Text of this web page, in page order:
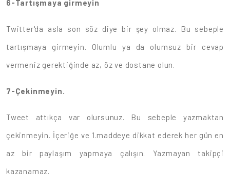
6-Tartışmaya girmeyin
Twitter'da asla son söz diye bir şey olmaz. Bu sebeple
tartışmaya girmeyin. Olumlu ya da olumsuz bir cevap
vermeniz gerektiğinde az, öz ve dostane olun.
7-Çekinmeyin.
Tweet attıkça var olursunuz. Bu sebeple yazmaktan
çekinmeyin. İçeriğe ve 1.maddeye dikkat ederek her gün en
az bir paylaşım yapmaya çalışın. Yazmayan takipçi
kazanamaz.